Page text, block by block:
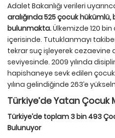
Adalet Bakanlığı verileri
aralığında 525 çocuk
bulunmakta.Ülkemizde 120 bin
içerisinde. Tutuklanmayı
tekrar suç işleyerek cezaevine
seviyesinde. 2009 yılında
hapishaneye sevk edilen çocuk
yılına gelindiğinde 263’e
Türkiye’de Yatan Çocuk
Türkiye’de toplam 3 bin 493
Bulunuyor